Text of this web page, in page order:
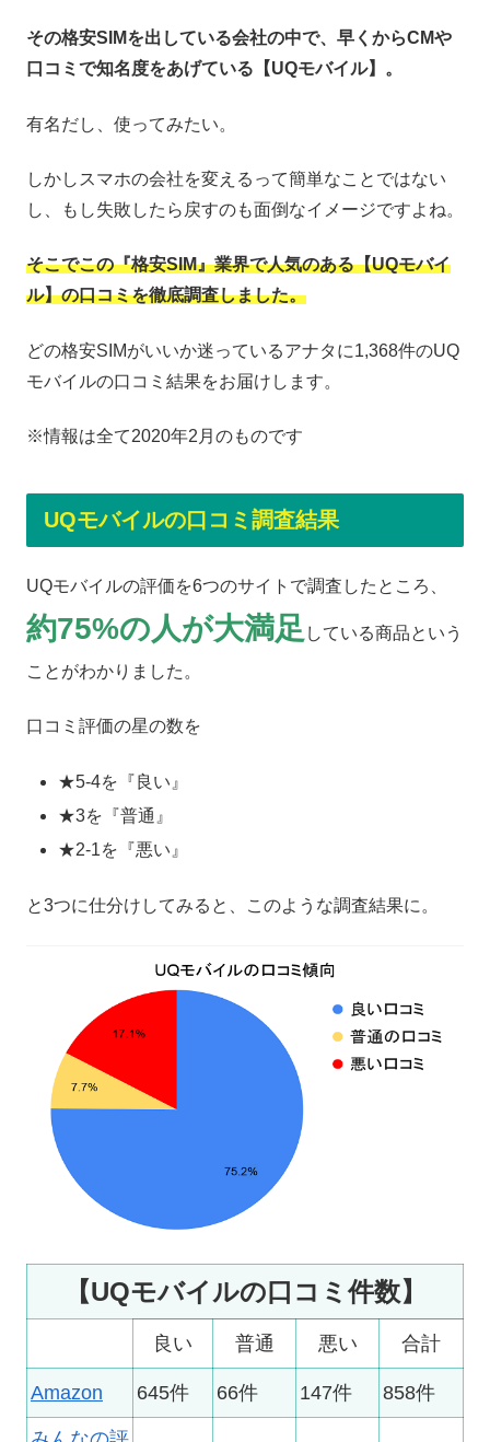
その格安SIMを出している会社の中で、早くからCMや
口コミで知名度をあげている【UQモバイル】。
有名だし、使ってみたい。
しかしスマホの会社を変えるって簡単なことではない
し、もし失敗したら戻すのも面倒なイメージですよね。
そこでこの『格安SIM』業界で人気のある【UQモバイ
ル】の口コミを徹底調査しました。
どの格安SIMがいいか迷っているアナタに1,368件のUQ
モバイルの口コミ結果をお届けします。
※情報は全て2020年2月のものです
UQモバイルの口コミ調査結果
UQモバイルの評価を6つのサイトで調査したところ、
約75%の人が大満足 している商品という
ことがわかりました。
口コミ評価の星の数を
★5-4を『良い』
★3を『普通』
★2-1を『悪い』
と3つに仕分けしてみると、このような調査結果に。
【UQモバイルの口コミ件数】
良い 普通 悪い 合計
Amazon 645件 66件 147件 858件